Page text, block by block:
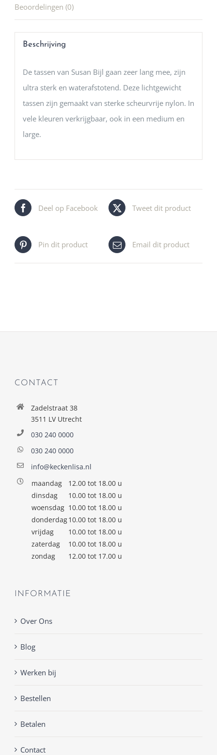
Beoordelingen (0)
Beschrijving
De tassen van Susan Bijl gaan zeer lang mee, zijn
ultra sterk en waterafstotend. Deze lichtgewicht
tassen zijn gemaakt van sterke scheurvrije nylon. In
vele kleuren verkrijgbaar, ook in een medium en
large.
Deel op Facebook Tweet dit product
Pin dit product Email dit product
CONTACT
Zadelstraat 38
3511 LV Utrecht
030 240 0000
030 240 0000
info@keckenlisa.nl
maandag
12.00 tot 18.00 u
dinsdag
10.00 tot 18.00 u
woensdag 10.00 tot 18.00 u
donderdag10.00 tot 18.00 u
vrijdag
10.00 tot 18.00 u
zaterdag
10.00 tot 18.00 u
zondag
12.00 tot 17.00 u
INFORMATIE
Over Ons
Blog
Werken bij
Bestellen
Betalen
Contact